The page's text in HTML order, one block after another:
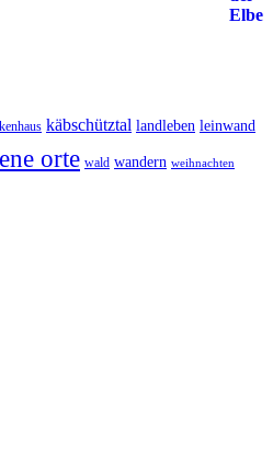
käbschütztal landleben leinwand
orte wald wandern weihnachten